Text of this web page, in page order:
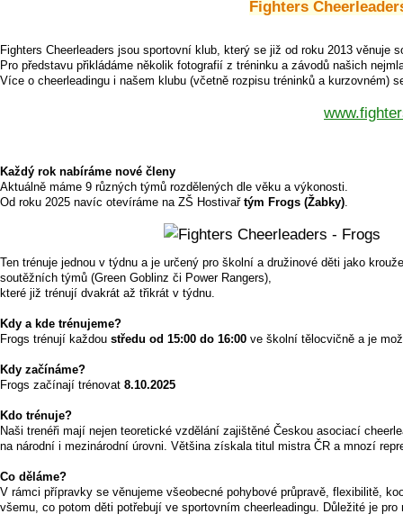
Fighters
Fighters Cheerleaders jsou sportovní klub, který se již od roku 2013 věnuje
Pro představu přikládáme několik fotografií z tréninku a závodů našich
Více o cheerleadingu i našem klubu (včetně rozpisu tréninků a kurzovném)
Každý rok nabíráme nové členy
Aktuálně máme 9 různých týmů rozdělených dle věku a výkonosti.
Od roku 2025 navíc otevíráme na ZŠ Hostivař tým Frogs (Žabky).
Ten trénuje jednou v týdnu a je určený pro školní a družinové děti jako
soutěžních týmů (Green Goblinz či Power Rangers),
které již trénují dvakrát až třikrát v týdnu.
Kdy a kde trénujeme?
Frogs trénují každou středu od 15:00 do 16:00 ve školní tělocvičně a je
Kdy začínáme?
Frogs začínají trénovat 8.10.2025
Kdo trénuje?
Naši trenéři mají nejen teoretické vzdělání zajištěné Českou asociací
na národní i mezinárodní úrovni. Většina získala titul mistra ČR a mnozí
Co děláme?
V rámci přípravky se věnujeme všeobecné pohybové průpravě, flexibilitě,
všemu, co potom děti potřebují ve sportovním cheerleadingu. Důležité je